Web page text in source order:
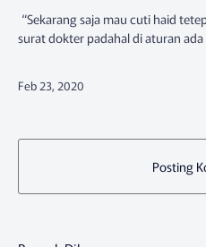
“Sekarang saja mau cuti haid
surat dokter padahal di aturan ada
Posting